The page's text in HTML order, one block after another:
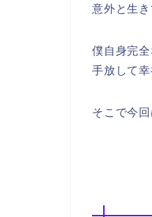
意外と生
僕自身完
手放して
そこで今